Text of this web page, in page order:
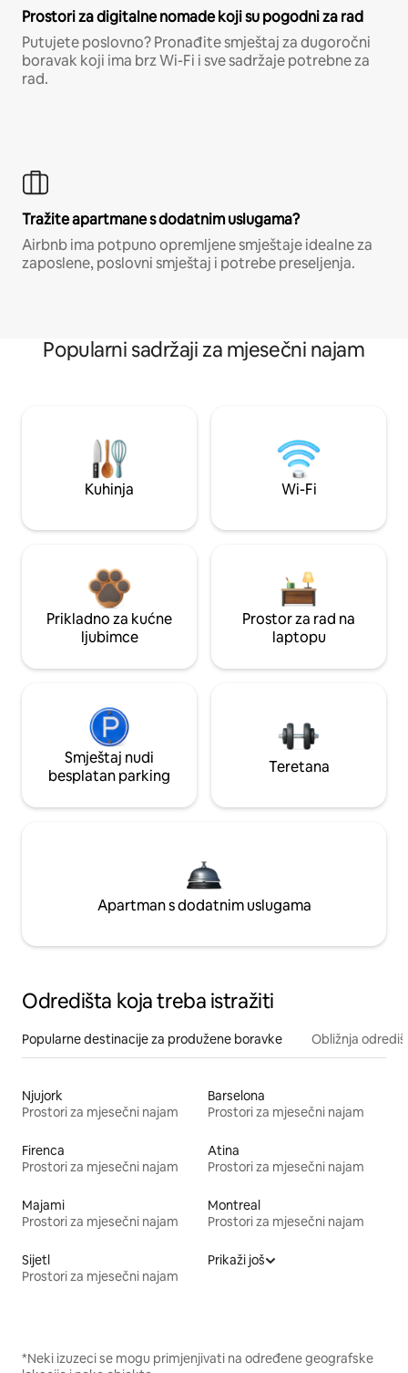
Prostori za digitalne nomade koji su pogodni za rad
Putujete poslovno? Pronađite smještaj za dugoročni
boravak koji ima brz Wi-Fi i sve sadržaje potrebne za
rad.
Tražite apartmane s dodatnim uslugama?
Airbnb ima potpuno opremljene smještaje idealne za
zaposlene, poslovni smještaj i potrebe preseljenja.
Popularni sadržaji za mjesečni najam
Kuhinja Wi-Fi
Prikladno za kućne
ljubimce
Prostor za rad na
laptopu
Smještaj nudi
besplatan parking
Teretana
Apartman s dodatnim uslugama
Odredišta koja treba istražiti
Popularne destinacije za produžene boravke Obližnja
Njujork
Prostori za mjesečni najam
Barselona
Prostori za mjesečni najam
Firenca
Prostori za mjesečni najam
Atina
Prostori za mjesečni najam
Majami
Prostori za mjesečni najam
Montreal
Prostori za mjesečni najam
Sijetl
Prostori za mjesečni najam
Prikaži još
*Neki izuzeci se mogu primjenjivati na određene geografske